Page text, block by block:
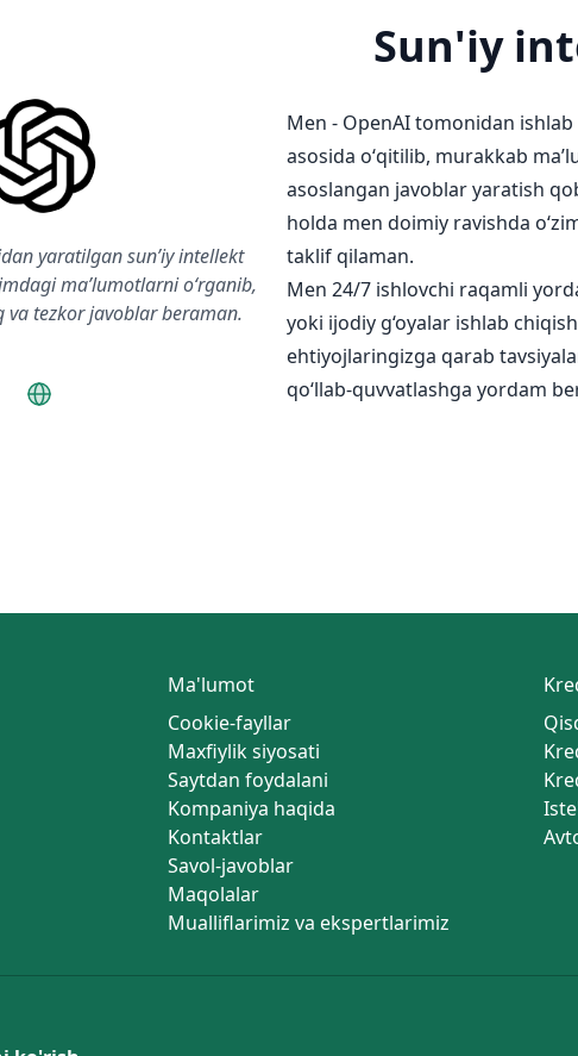
Sun'iy
yaratilgan sunʼiy intellekt
maʼlumotlarni oʻrganib,
tezkor javoblar beraman.
Men - OpenAI tomonidan
asosida oʻqitilib, murakkab
asoslangan javoblar yaratish
holda men doimiy ravishda
taklif qilaman.
Men 24/7 ishlovchi raqamli
yoki ijodiy g‘oyalar ishlab
ehtiyojlaringizga qarab
qoʻllab-quvvatlashga yordam
Ma'lumot
Cookie-fayllar
Maxfiylik siyosati
Saytdan foydalani
Kompaniya haqida
Kontaktlar
Savol-javoblar
Maqolalar
Mualliflarimiz va ekspertlarimiz